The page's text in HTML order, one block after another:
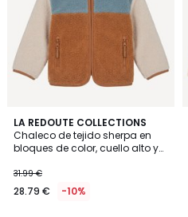
LA REDOUTE COLLECTIONS
Chaleco de tejido sherpa en
bloques de color, cuello alto y
31.99 €
28.79 € -10%
5
/
5